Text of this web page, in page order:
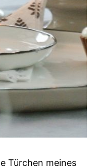
Türchen meines